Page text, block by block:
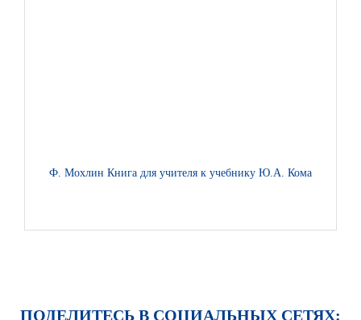
Ф. Мохлин Книга для учителя к учебнику Ю.А. Комаровой,
ПОДЕЛИТЕСЬ В СОЦИАЛЬНЫХ СЕТЯХ: